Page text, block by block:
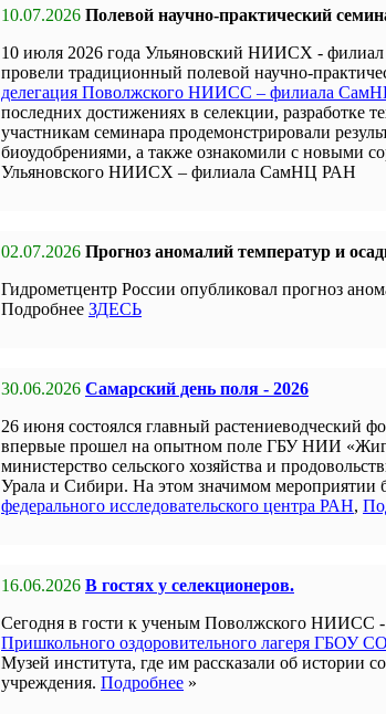
10.07.2026 Полевой научно-практический
10 июля 2026 года Ульяновский НИИСХ -
провели традиционный полевой научно-
делегация Поволжского НИИСС – филиала
последних достижениях в селекции, разработке
участникам семинара продемонстрировали
биоудобрениями, а также ознакомили с новыми
Ульяновского НИИСХ – филиала СамНЦ РАН
02.07.2026 Прогноз аномалий температур и
Гидрометцентр России опубликовал прогноз
Подробнее ЗДЕСЬ
30.06.2026 Самарский день поля - 2026
26 июня состоялся главный растениеводческий
впервые прошел на опытном поле ГБУ НИИ
министерство сельского хозяйства и
Урала и Сибири. На этом значимом мероприятии
федерального исследовательского центра РАН,
16.06.2026 В гостях у селекционеров.
Сегодня в гости к ученым Поволжского
Пришкольного оздоровительного лагеря ГБОУ
Музей института, где им рассказали об истории
учреждения. Подробнее »